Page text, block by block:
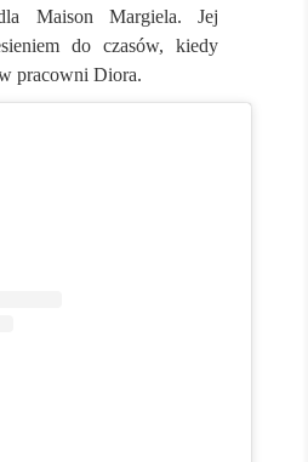
Maison Margiela. Jej
do czasów, kiedy
pracowni Diora.